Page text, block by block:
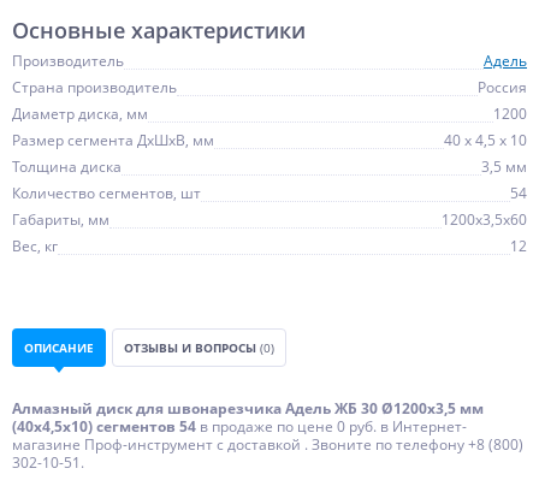
Основные характеристики
Производитель
Адель
Страна производитель
Россия
Диаметр диска, мм
1200
Размер сегмента ДхШхВ, мм
40 x 4,5 x 10
Толщина диска
3,5 мм
Количество сегментов, шт
54
Габариты, мм
1200х3,5х60
Вес, кг
12
ОПИСАНИЕ ОТЗЫВЫ И ВОПРОСЫ (0)
Алмазный диск для швонарезчика Адель ЖБ 30 Ø1200x3,5 мм
(40x4,5x10) сегментов 54 в продаже по цене 0 руб. в Интернет-
магазине Проф-инструмент с доставкой . Звоните по телефону +8 (800)
302-10-51.